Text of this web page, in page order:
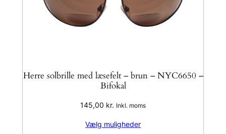
Herre solbrille med læsefelt – brun – NYC6650 –
Bifokal
145,00 kr. Inkl. moms
Vælg muligheder